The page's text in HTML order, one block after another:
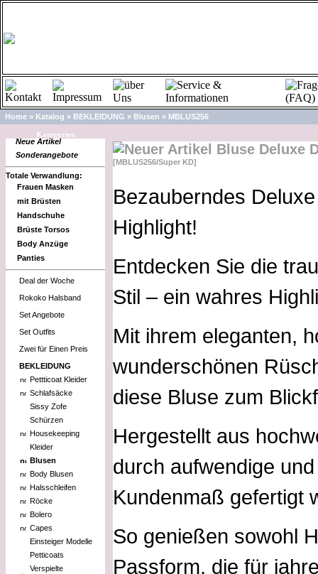
Home » Katalog » BEKLEIDUNG » Blusen » MBLUS256
Kategorien
Neue Artikel
Sonderangebote
Totale Verwandlung:
Frauen Masken
mit Brüsten
Handschuhe
Brüste Torsos
Body Anzüge
Panties
Deal der Woche
Rokoko Halsband
Set Angebote
Set Outfits
Zwei für Einen Preis
BEKLEIDUNG
Pettticoat Kleider
Schlafsäcke
Sissy Zofe
Schürzen
Housekeeping
Kleider
Blusen
Body Blusen
Halsschleifen
Röcke
Bolero
Capes
Einsteiger Modelle
Petticoats
Verspielte
Bluse Deluxe
[MBLUS256/Super KD]
Bezauberndes Deluxe
Highlight!
Entdecken Sie die
Stil – ein wahres
Mit ihrem eleganten,
wunderschönen
diese Bluse zum
Hergestellt aus
durch aufwendige
Kundenmaß gefertigt
So genießen sowohl
Passform, die für